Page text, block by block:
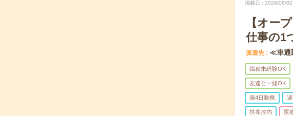
掲載日 2026/08/02
【オー
仕事の1
派遣先 ≪車通
職種未経験OK
友達と一緒OK
週4日勤務
扶養控内 医